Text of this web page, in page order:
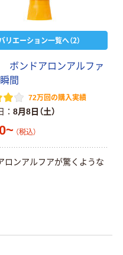
リエーション一覧へ（2）
ボンドアロンアルファ
間
72万回の購入実績
8月8日（土）
（税込）
ロンアルフアが驚くような